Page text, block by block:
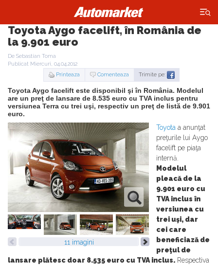
×
Toyota Aygo facelift, în România de
la 9.901 euro
De Sebastian Toma
Publicat Miercuri, 04.04.2012
Printeaza
Comenteaza Trimite pe:
Toyota Aygo facelift este disponibil şi în România. Modelul
are un preţ de lansare de 8.535 euro cu TVA inclus pentru
versiunea Terra cu trei uşi, respectiv un preţ de listă de 9.901
euro.
11 imagini
Toyota a anunţat
preţurile lui Aygo
facelift pe piaţa
internă.
Modelul
pleacă de la
9.901 euro cu
TVA inclus în
versiunea cu
trei uşi, dar
cei care
beneficiază de
preţul de
lansare plătesc doar 8.535 euro cu TVA inclus. Respectiva